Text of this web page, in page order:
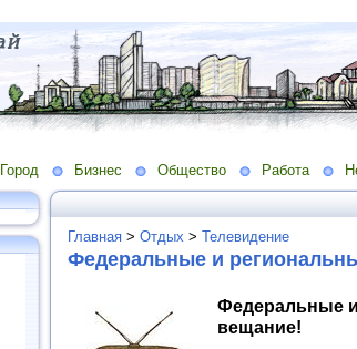
Город Бизнес Общество Работа
Главная > Отдых > Телевидение
Федеральные и
Федеральные
вещание!